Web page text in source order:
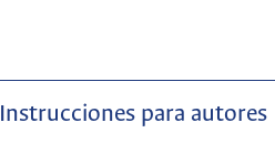
Instrucciones para autores